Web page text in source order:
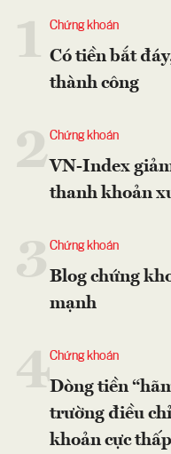
Chứng khoán
Có tiền bắt
thành công
2Chứng khoán
VN-Index
thanh khoản
Chứng khoán
Blog chứng
mạnh
4Chứng khoán
Dòng tiền
trường điều
khoản cực thấp